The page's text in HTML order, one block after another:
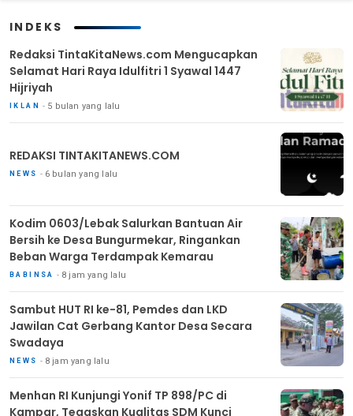
INDEKS
Redaksi TintaKitaNews.com Mengucapkan
Selamat Hari Raya Idulfitri 1 Syawal 1447
Hijriyah
IKLAN 5 bulan yang lalu
REDAKSI TINTAKITANEWS.COM
NEWS 6 bulan yang lalu
Kodim 0603/Lebak Salurkan Bantuan Air
Bersih ke Desa Bungurmekar, Ringankan
Beban Warga Terdampak Kemarau
BABINSA 8 jam yang lalu
Sambut HUT RI ke-81, Pemdes dan LKD
Jawilan Cat Gerbang Kantor Desa Secara
Swadaya
NEWS 8 jam yang lalu
Menhan RI Kunjungi Yonif TP 898/PC di
Kampar, Tegaskan Kualitas SDM Kunci